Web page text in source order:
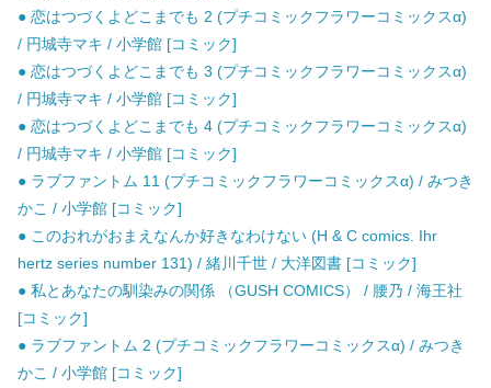
● 恋はつづくよどこまでも 2 (プチコミックフラワーコミックスα)
/ 円城寺マキ / 小学館 [コミック]
● 恋はつづくよどこまでも 3 (プチコミックフラワーコミックスα)
/ 円城寺マキ / 小学館 [コミック]
● 恋はつづくよどこまでも 4 (プチコミックフラワーコミックスα)
/ 円城寺マキ / 小学館 [コミック]
● ラブファントム 11 (プチコミックフラワーコミックスα) / みつき
かこ / 小学館 [コミック]
● このおれがおまえなんか好きなわけない (H & C comics. Ihr
hertz series number 131) / 緒川千世 / 大洋図書 [コミック]
● 私とあなたの馴染みの関係 （GUSH COMICS） / 腰乃 / 海王社
[コミック]
● ラブファントム 2 (プチコミックフラワーコミックスα) / みつき
かこ / 小学館 [コミック]